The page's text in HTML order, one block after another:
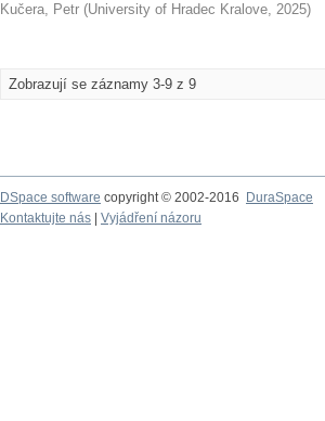
Kučera, Petr (University of Hradec Kralove, 2025)
Zobrazují se záznamy 3-9 z 9
DSpace software copyright © 2002-2016
DuraSpace
Kontaktujte nás
Vyjádření názoru